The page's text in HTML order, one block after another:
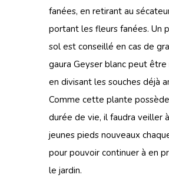
fanées, en retirant au
portant les fleurs fanées. Un
sol est conseillé en cas de
gaura Geyser blanc peut
en divisant les souches déjà
Comme cette plante
durée de vie, il faudra veiller
jeunes pieds nouveaux
pour pouvoir continuer à en
le jardin.